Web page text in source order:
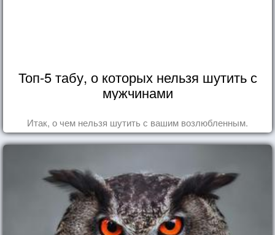
Топ-5 табу, о которых нельзя шутить с
мужчинами
Итак, о чем нельзя шутить с вашим возлюбленным.